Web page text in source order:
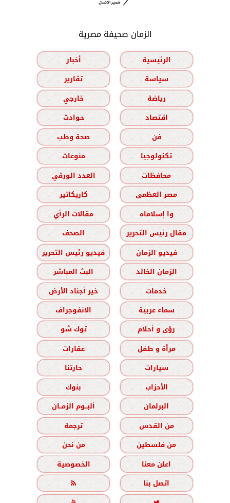
الزمان صحيفة مصرية
الرئيسية
أخبار
سياسة
تقارير
رياضة
خارجي
اقتصاد
حوادث
فن
صحة وطب
تكنولوجيا
منوعات
محافظات
العدد الورقي
مصر العظمى
كاريكاتير
وا إسلاماه
مقالات الرأي
مقال رئيس التحرير
الصحف
فيديو الزمان
فيديو رئيس التحرير
الزمان الخالد
البث المباشر
خدمات
خير أجناد الأرض
سماء عربية
الانفوجراف
رؤى و أحلام
توك شو
مرأة و طفل
عقارات
سيارات
حارتنا
الأحزاب
بنوك
البرلمان
ألبــوم الزمــان
من القدس
ترجمة
من فلسطين
من نحن
اعلن معنا
الخصوصية
اتصل بنا
